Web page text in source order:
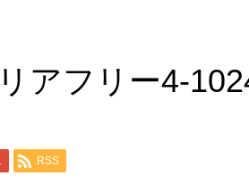
アフリー4-
RSS